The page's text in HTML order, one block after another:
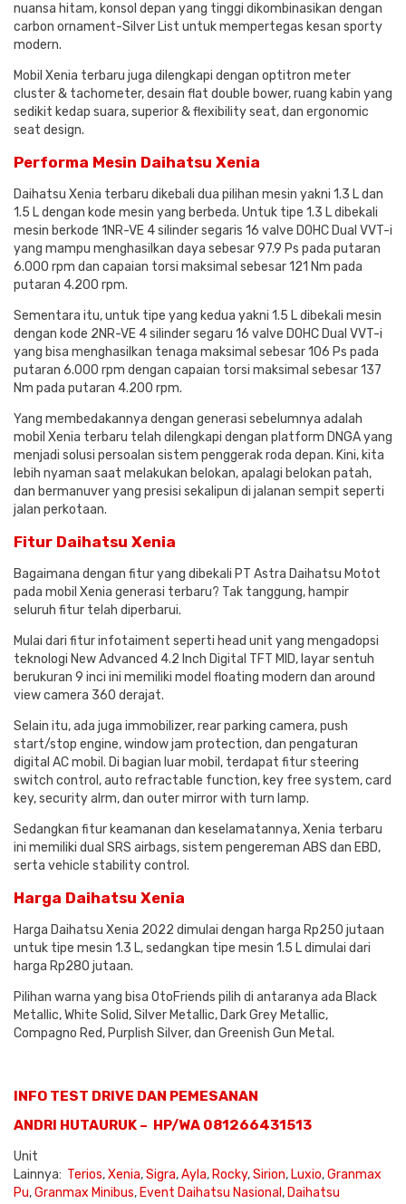
nuansa hitam, konsol depan yang tinggi dikombinasikan dengan
carbon ornament-Silver List untuk mempertegas kesan sporty
modern.
Mobil Xenia terbaru juga dilengkapi dengan optitron meter
cluster & tachometer, desain flat double bower, ruang kabin yang
sedikit kedap suara, superior & flexibility seat, dan ergonomic
seat design.
Performa Mesin Daihatsu Xenia
Daihatsu Xenia terbaru dikebali dua pilihan mesin yakni 1.3 L dan
1.5 L dengan kode mesin yang berbeda. Untuk tipe 1.3 L dibekali
mesin berkode 1NR-VE 4 silinder segaris 16 valve DOHC Dual VVT-i
yang mampu menghasilkan daya sebesar 97.9 Ps pada putaran
6.000 rpm dan capaian torsi maksimal sebesar 121 Nm pada
putaran 4.200 rpm.
Sementara itu, untuk tipe yang kedua yakni 1.5 L dibekali mesin
dengan kode 2NR-VE 4 silinder segaru 16 valve DOHC Dual VVT-i
yang bisa menghasilkan tenaga maksimal sebesar 106 Ps pada
putaran 6.000 rpm dengan capaian torsi maksimal sebesar 137
Nm pada putaran 4.200 rpm.
Yang membedakannya dengan generasi sebelumnya adalah
mobil Xenia terbaru telah dilengkapi dengan platform DNGA yang
menjadi solusi persoalan sistem penggerak roda depan. Kini, kita
lebih nyaman saat melakukan belokan, apalagi belokan patah,
dan bermanuver yang presisi sekalipun di jalanan sempit seperti
jalan perkotaan.
Fitur Daihatsu Xenia
Bagaimana dengan fitur yang dibekali PT Astra Daihatsu Motot
pada mobil Xenia generasi terbaru? Tak tanggung, hampir
seluruh fitur telah diperbarui.
Mulai dari fitur infotaiment seperti head unit yang mengadopsi
teknologi New Advanced 4.2 Inch Digital TFT MID, layar sentuh
berukuran 9 inci ini memiliki model floating modern dan around
view camera 360 derajat.
Selain itu, ada juga immobilizer, rear parking camera, push
start/stop engine, window jam protection, dan pengaturan
digital AC mobil. Di bagian luar mobil, terdapat fitur steering
switch control, auto refractable function, key free system, card
key, security alrm, dan outer mirror with turn lamp.
Sedangkan fitur keamanan dan keselamatannya, Xenia terbaru
ini memiliki dual SRS airbags, sistem pengereman ABS dan EBD,
serta vehicle stability control.
Harga Daihatsu Xenia
Harga Daihatsu Xenia 2022 dimulai dengan harga Rp250 jutaan
untuk tipe mesin 1.3 L, sedangkan tipe mesin 1.5 L dimulai dari
harga Rp280 jutaan.
Pilihan warna yang bisa OtoFriends pilih di antaranya ada Black
Metallic, White Solid, Silver Metallic, Dark Grey Metallic,
Compagno Red, Purplish Silver, dan Greenish Gun Metal.
INFO TEST DRIVE DAN PEMESANAN
ANDRI HUTAURUK – HP/WA 081266431513
Unit
Lainnya: Terios,Xenia,Sigra,Ayla, Rocky,Sirion, Luxio,Granmax
Pu,Granmax Minibus, Event Daihatsu Nasional , Daihatsu